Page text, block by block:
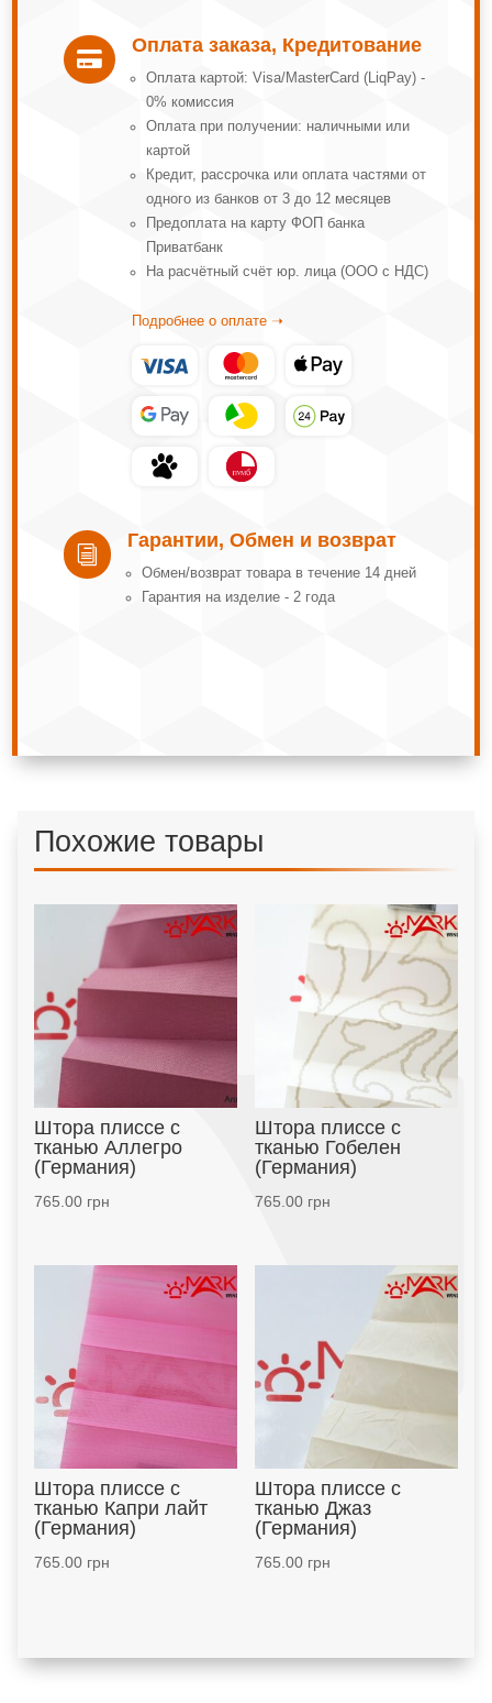

Оплата заказа, Кредитование
Оплата картой: Visa/MasterCard (LiqPay) -
0% комиссия
Оплата при получении: наличными или
картой
Кредит, рассрочка или оплата частями от
одного из банков от 3 до 12 месяцев
Предоплата на карту ФОП банка
Приватбанк
На расчётный счёт юр. лица (ООО с НДС)
Подробнее о оплате ➝
i
Гарантии, Обмен и возврат
Обмeн/вoзвpaт тoвapa в тeчeниe 14 днeй
Гарантия на изделие - 2 года
Похожие товары
Штора плиссе с
тканью Аллегро
(Германия)
765.00грн
Штора плиссе с
тканью Гобелен
(Германия)
765.00грн
Штора плиссе с
тканью Капри лайт
(Германия)
765.00грн
Штора плиссе с
тканью Джаз
(Германия)
765.00грн